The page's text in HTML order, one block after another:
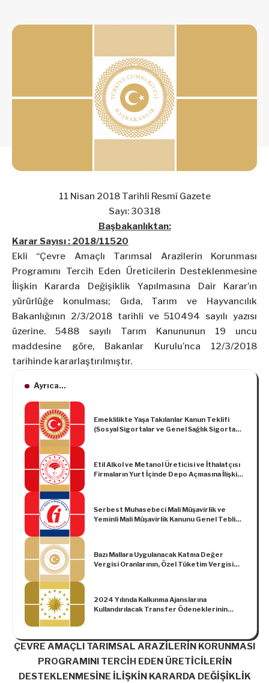
11 Nisan 2018 Tarihli Resmî Gazete
Sayı: 30318
Başbakanlıktan:
Karar Sayısı : 2018/11520
Ekli “Çevre Amaçlı Tarımsal Arazilerin Korunması
Programını Tercih Eden Üreticilerin Desteklenmesine
İlişkin Kararda Değişiklik Yapılmasına Dair Karar’ın
yürürlüğe konulması; Gıda, Tarım ve Hayvancılık
Bakanlığının 2/3/2018 tarihli ve 510494 sayılı yazısı
üzerine. 5488 sayılı Tarım Kanununun 19 uncu
maddesine göre, Bakanlar Kurulu’nca 12/3/2018
tarihinde kararlaştırılmıştır.
Ayrıca...
Emeklilikte Yaşa Takılanlar Kanun Teklifi
(Sosyal Sigortalar ve Genel Sağlık Sigortası
Gerekçeleri)
Etil Alkol ve Metanol Üreticisi ve İthalatçısı
Firmaların Yurt İçinde Depo Açmasına İlişkin
Serbest Muhasebeci Mali Müşavirlik ve
Yeminli Mali Müşavirlik Kanunu Genel Tebliği
Bazı Mallara Uygulanacak Katma Değer
Vergisi Oranlarının, Özel Tüketim Vergisi
2024 Yılında Kalkınma Ajanslarına
Kullandırılacak Transfer Ödeneklerinin
ÇEVRE AMAÇLI TARIMSAL ARAZİLERİN KORUNMASI
PROGRAMINI TERCİH EDEN ÜRETİCİLERİN
DESTEKLENMESİNE İLİŞKİN KARARDA DEĞİŞİKLİK